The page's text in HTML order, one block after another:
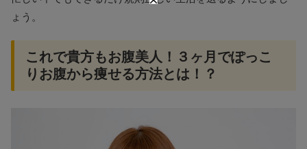
ょう。
これで貴方もお腹美人！３ヶ月でぽっこ
りお腹から痩せる方法とは！？